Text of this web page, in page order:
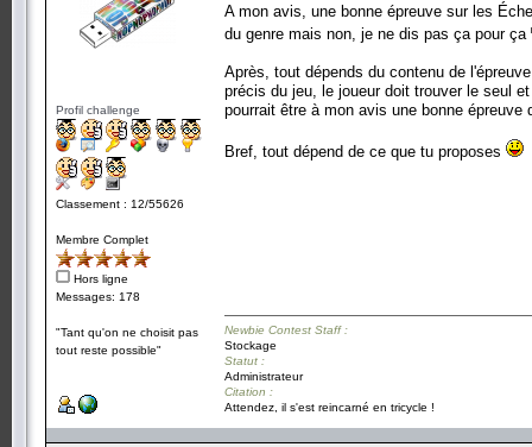
Profil challenge
Classement : 12/55626
Membre Complet
Hors ligne
Messages: 178
"Tant qu'on ne choisit pas
tout reste possible"
A mon avis, une bonne épreuve sur les
du genre mais non, je ne dis pas ça pour ça
Après, tout dépends du contenu de
précis du jeu, le joueur doit trouver le seul
pourrait être à mon avis une bonne épreuve
Bref, tout dépend de ce que tu proposes
Newbie Contest Staff :
Stockage
Statut :
Administrateur
Citation :
Attendez, il s'est reincarné en tricycle !